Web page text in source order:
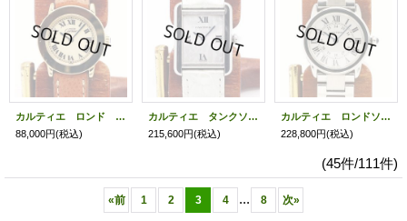
カルティエ ロンド ベルメイユ １８０１ ベージュ文字盤
88,000円(税込)
カルティエ タンクソロＳＭ ２７１６ 銀文字盤 ２Ｃマーク
215,600円(税込)
カルティエ ロンドソロＳＭ ２９９３ 銀文字盤
228,800円(税込)
(45件/111件)
«前 1 2 3 4 ... 8 次»